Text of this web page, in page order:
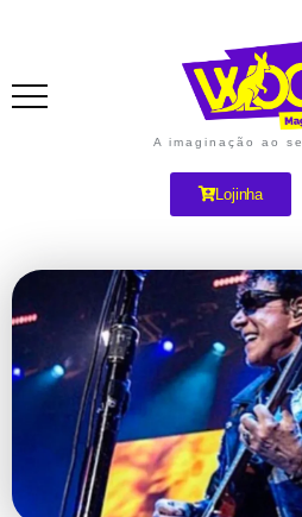
A imaginação ao
Lojinha